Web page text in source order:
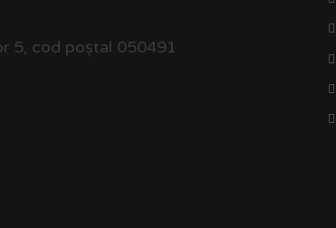
5, cod poștal 050491